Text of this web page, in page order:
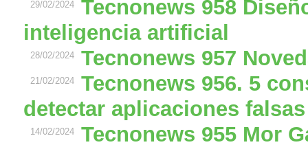
29/02/2024
Tecnonews 958
inteligencia artificial
28/02/2024 Tecnonews 957
21/02/2024
Tecnonews 956. 5
detectar aplicaciones
14/02/2024
Tecnonews 955 Mor